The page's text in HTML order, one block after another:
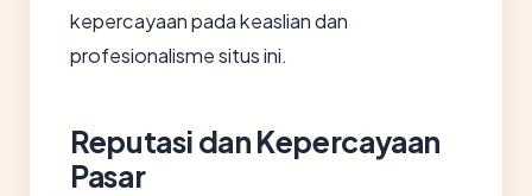
kepercayaan pada keaslian dan
profesionalisme situs ini.
Reputasi dan Kepercayaan
Pasar